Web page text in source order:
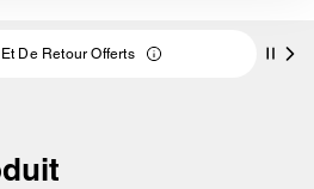
De Retour Offerts